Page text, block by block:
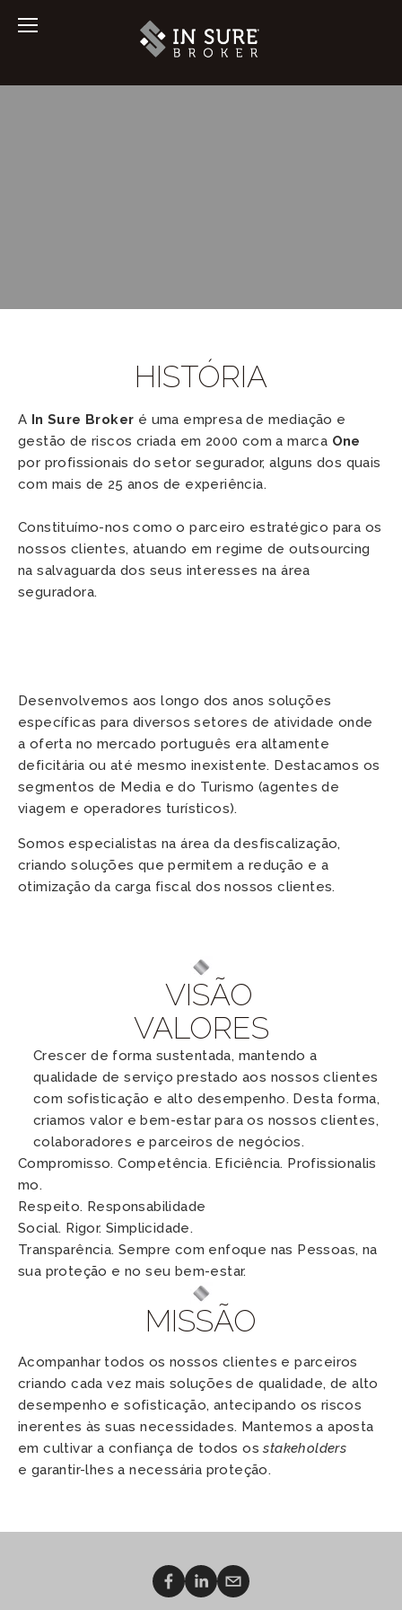
HISTÓRIA
A In Sure Broker é uma empresa de mediação e
gestão de riscos criada em 2000 com a marca One
por profissionais do setor segurador, alguns dos quais
com mais de 25 anos de experiência.
Constituímo-nos como o parceiro estratégico para os
nossos clientes, atuando em regime de outsourcing
na salvaguarda dos seus interesses na área
seguradora.
Desenvolvemos aos longo dos anos soluções
específicas para diversos setores de atividade onde
a oferta no mercado português era altamente
deficitária ou até mesmo inexistente. Destacamos os
segmentos de Media e do Turismo (agentes de
viagem e operadores turísticos).
Somos especialistas na área da desfiscalização,
criando soluções que permitem a redução e a
otimização da carga fiscal dos nossos clientes.
VISÃO
VALORES
Crescer de forma sustentada, mantendo a
qualidade de serviço prestado aos nossos clientes
com sofisticação e alto desempenho. Desta forma,
criamos valor e bem-estar para os nossos clientes,
colaboradores e parceiros de negócios.
Compromisso. Competência. Eficiência. Profissionalis
mo.
Respeito. Responsabilidade
Social. Rigor. Simplicidade.
Transparência. Sempre com enfoque nas Pessoas, na
sua proteção e no seu bem-estar.
MISSÃO
Acompanhar todos os nossos clientes e parceiros
criando cada vez mais soluções de qualidade, de alto
desempenho e sofisticação, antecipando os riscos
inerentes às suas necessidades. Mantemos a aposta
em cultivar a confiança de todos os stakeholders
e garantir-lhes a necessária proteção.